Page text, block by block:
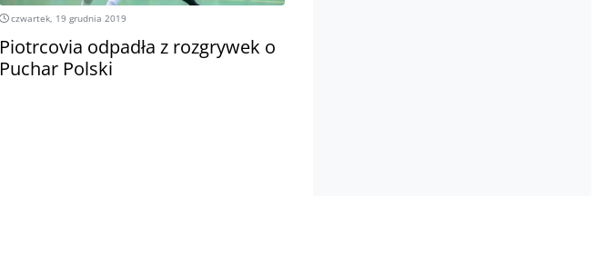
czwartek, 19 grudnia 2019
Piotrcovia odpadła z rozgrywek o
Puchar Polski